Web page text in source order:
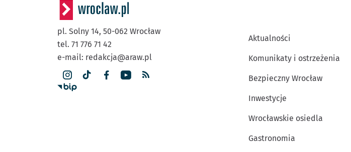
pl. Solny 14, 50-062 Wrocław
tel. 71 776 71 42
e-mail: redakcja@araw.pl
Aktualności
Komunikaty i ostrzeżenia
Bezpieczny Wrocław
Inwestycje
Wrocławskie osiedla
Gastronomia